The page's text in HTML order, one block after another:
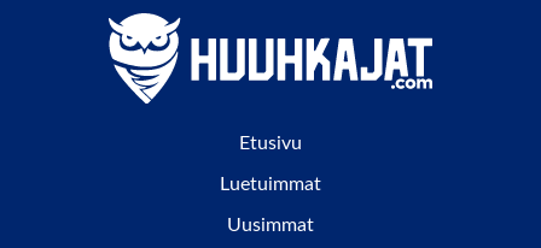
Etusivu
Luetuimmat
Uusimmat